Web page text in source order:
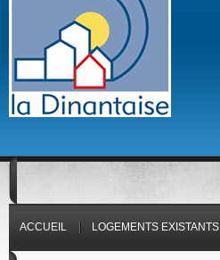
ACCUEIL LOGEMENTS EXISTANTS